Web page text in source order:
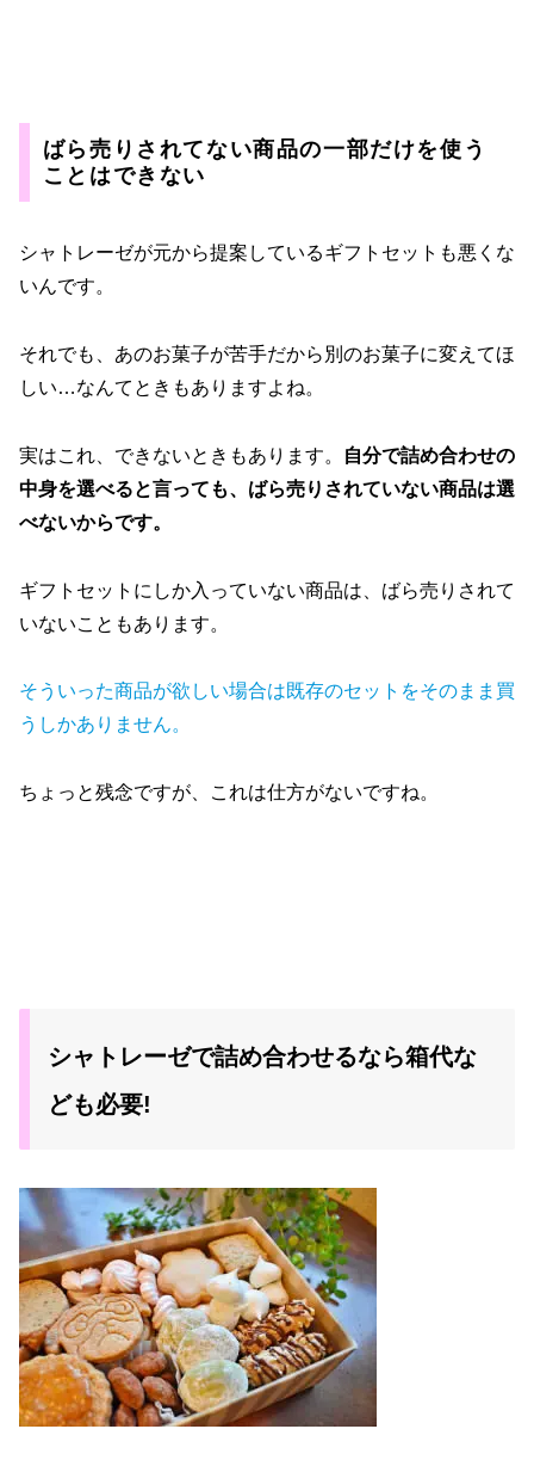
ばら売りされてない商品の一部だけを使う
ことはできない
シャトレーゼが元から提案しているギフトセットも悪くな
いんです。
それでも、あのお菓子が苦手だから別のお菓子に変えてほ
しい…なんてときもありますよね。
実はこれ、できないときもあります。
自分で詰め合わせの
中身を選べると言っても、ばら売りされていない商品は選
べないからです。
ギフトセットにしか入っていない商品は、ばら売りされて
いないこともあります。
そういった商品が欲しい場合は既存のセットをそのまま買
うしかありません。
ちょっと残念ですが、これは仕方がないですね。
シャトレーゼで詰め合わせるなら箱代な
ども必要!